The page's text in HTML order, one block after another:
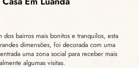
dos bairros mais bonitos e tranquilos, esta
dimensões, foi decorada com uma
uma zona social para receber mais
algumas visitas.